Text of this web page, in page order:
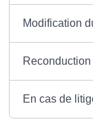
Modification
En cas de